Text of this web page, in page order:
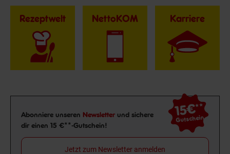
Rezeptwelt NettoKOM Karriere
Newsletter Anmeldung
Abonniere unseren Newsletter und sichere
dir einen 15 €**-Gutschein!
15€**
Gutschein
Jetzt zum Newsletter anmelden